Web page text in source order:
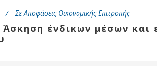
Αθλητικές
Υποδομές
Σε Αποφάσεις Οικονομικής Επιτροπής
Άσκηση ένδικων μέσων και